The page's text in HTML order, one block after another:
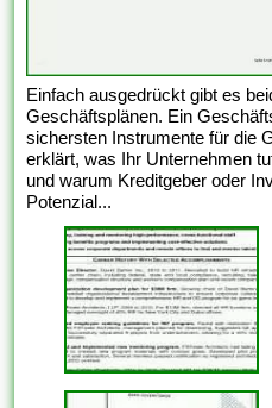
Einfach ausgedrückt gibt es
Geschäftsplänen. Ein
sichersten Instrumente für die
erklärt, was Ihr Unternehmen
und warum Kreditgeber oder
Potenzial...